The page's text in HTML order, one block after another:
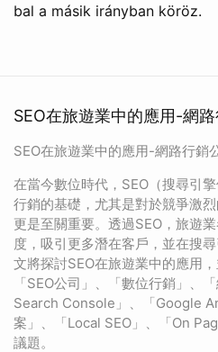
bal a másik irányban köröz.
SEO在旅遊業中的應用-網路
SEO在旅遊業中的應用-網路行銷
在當今數位時代，SEO（搜尋引
行銷的基礎，尤其是對於競爭激
更是至關重要。透過SEO，旅遊
度，吸引更多潛在客戶，並在搜
文將探討SEO在旅遊業中的應用
「SEO公司」、「數位行銷」、
Search Console」、「Google
案」、「Local SEO」、「On
議題。